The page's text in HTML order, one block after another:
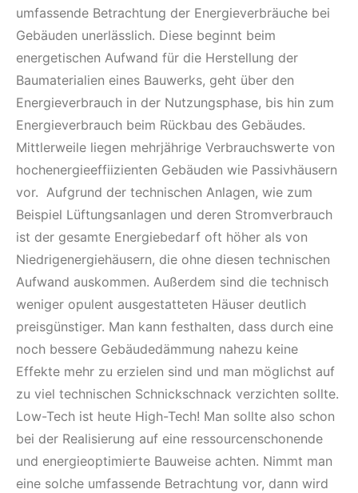
umfassende Betrachtung der Energieverbräuche bei
Gebäuden unerlässlich. Diese beginnt beim
energetischen Aufwand für die Herstellung der
Baumaterialien eines Bauwerks, geht über den
Energieverbrauch in der Nutzungsphase, bis hin zum
Energieverbrauch beim Rückbau des Gebäudes.
Mittlerweile liegen mehrjährige Verbrauchswerte von
hochenergieeffiizienten Gebäuden wie Passivhäusern
vor. Aufgrund der technischen Anlagen, wie zum
Beispiel Lüftungsanlagen und deren Stromverbrauch
ist der gesamte Energiebedarf oft höher als von
Niedrigenergiehäusern, die ohne diesen technischen
Aufwand auskommen. Außerdem sind die technisch
weniger opulent ausgestatteten Häuser deutlich
preisgünstiger. Man kann festhalten, dass durch eine
noch bessere Gebäudedämmung nahezu keine
Effekte mehr zu erzielen sind und man möglichst auf
zu viel technischen Schnickschnack verzichten sollte.
Low-Tech ist heute High-Tech! Man sollte also schon
bei der Realisierung auf eine ressourcenschonende
und energieoptimierte Bauweise achten. Nimmt man
eine solche umfassende Betrachtung vor, dann wird